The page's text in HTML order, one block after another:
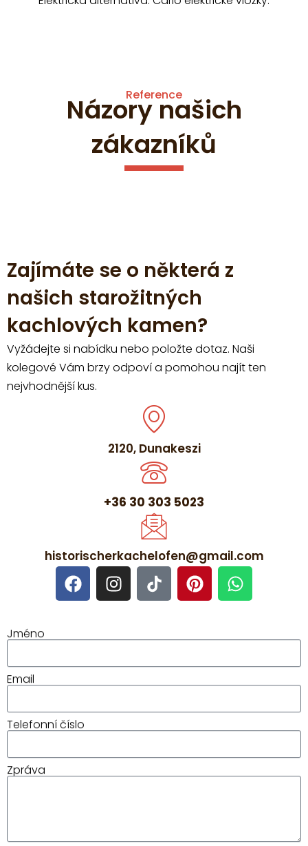
Reference
Názory našich
zákazníků
Zajímáte se o některá z
našich starožitných
kachlových kamen?
Vyžádejte si nabídku nebo položte dotaz. Naši
kolegové Vám brzy odpoví a pomohou najít ten
nejvhodnější kus.
2120, Dunakeszi
+36 30 303 5023
historischerkachelofen@gmail.com
Jméno
Email
Telefonní číslo
Zpráva